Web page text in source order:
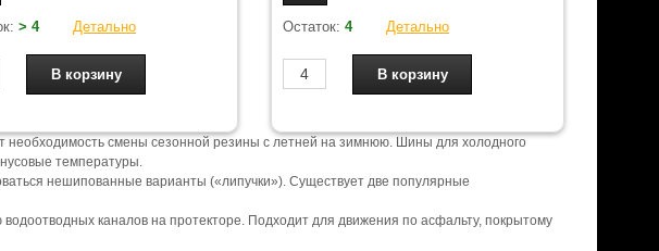
> 4 Детально Остаток: 4 Детально
необходимость смены сезонной резины с летней на зимнюю. Шины для холодного
температуры.
нешипованные варианты («липучки»). Существует две популярные
каналов на протекторе. Подходит для движения по асфальту, покрытому